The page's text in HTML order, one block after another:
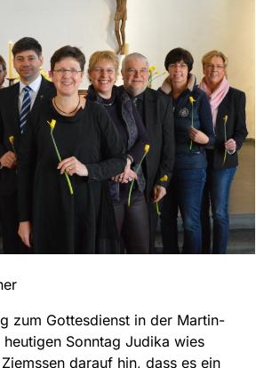
zum Gottesdienst in der Martin-
Sonntag Judika wies
darauf hin, dass es ein